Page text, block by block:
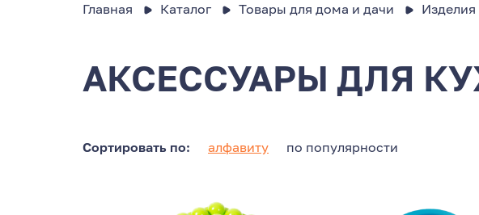
Главная Каталог Товары для дома и дачи Изделия
АКСЕССУАРЫ ДЛЯ
Сортировать по: алфавиту по популярности